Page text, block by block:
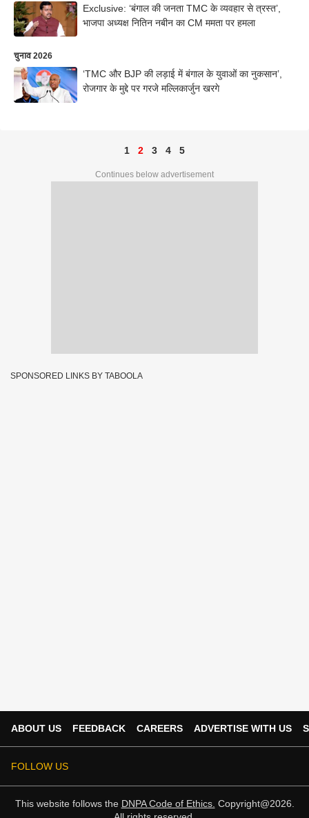
Exclusive: ‘बंगाल की जनता TMC के व्यवहार से त्रस्त’,
भाजपा अध्यक्ष नितिन नबीन का CM ममता पर हमला
चुनाव 2026
‘TMC और BJP की लड़ाई में बंगाल के युवाओं का नुकसान’,
रोजगार के मुद्दे पर गरजे मल्लिकार्जुन खरगे
1 2 3 4 5
Continues below advertisement
SPONSORED LINKS BY TABOOLA
ABOUT US FEEDBACK CAREERS ADVERTISE WITH US
FOLLOW US
This website follows the DNPA Code of Ethics. Copyright@2026.